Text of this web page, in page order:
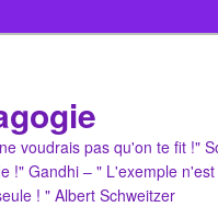
voudrais pas qu'on te fit !"
!" Gandhi – " L'exemple
! " Albert Schweitzer